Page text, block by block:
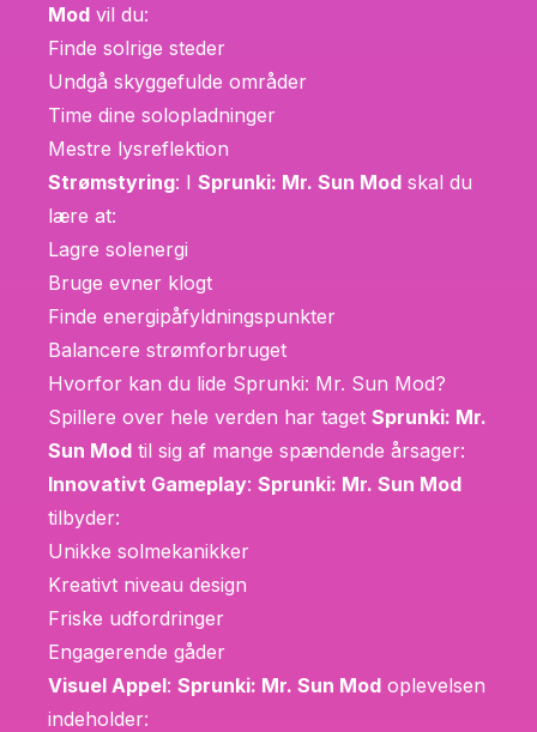
Mod vil du:
Finde solrige steder
Undgå skyggefulde områder
Time dine solopladninger
Mestre lysreflektion
Strømstyring: I Sprunki: Mr. Sun Mod skal du
lære at:
Lagre solenergi
Bruge evner klogt
Finde energipåfyldningspunkter
Balancere strømforbruget
Hvorfor kan du lide Sprunki: Mr. Sun Mod?
Spillere over hele verden har taget Sprunki: Mr.
Sun Mod til sig af mange spændende årsager:
Innovativt Gameplay: Sprunki: Mr. Sun Mod
tilbyder:
Unikke solmekanikker
Kreativt niveau design
Friske udfordringer
Engagerende gåder
Visuel Appel: Sprunki: Mr. Sun Mod oplevelsen
indeholder: